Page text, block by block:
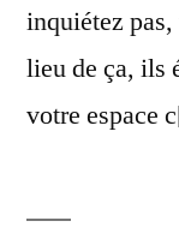
inquiétez
lieu de ça, ils
votre espace